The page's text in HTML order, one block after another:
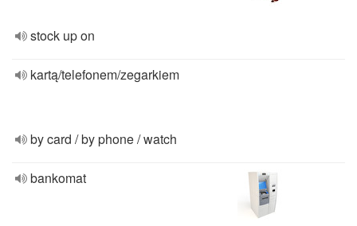
stock up on
kartą/telefonem/zegarkiem
by card / by phone / watch
bankomat